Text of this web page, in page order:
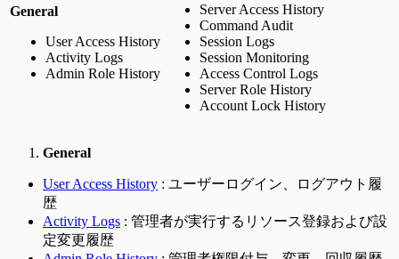
General
User Access History
Activity Logs
Admin Role History
Server Access History
Command Audit
Session Logs
Session Monitoring
Access Control Logs
Server Role History
Account Lock History
General
User Access History : ユーザーログイン、ログアウト履
歴
Activity Logs : 管理者が実行するリソース登録および設
定変更履歴